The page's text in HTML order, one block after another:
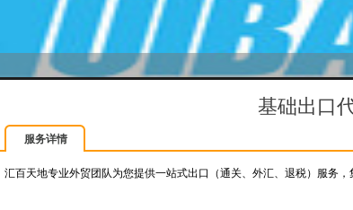
基础出口
服务详情
汇百天地专业外贸团队为您提供一站式出口（通关、外汇、退税）服务